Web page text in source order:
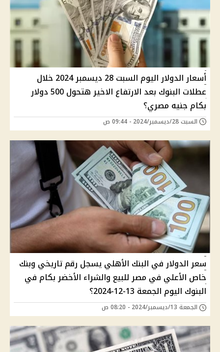
أسعار الدوﻻر اليوم السبت 28 ديسمبر 2024 خلال
عطلات البنوك بعد اﻻرتفاع اﻻخير هتحول 500 دوﻻر
بكام جنيه مصري؟
السبت 28/ديسمبر/2024 - 09:44 ص
سعر الدولار في البنك الأهلي يسجل رقم تاريخي وبنك
خاص الأعلي في مصر للبيع والشراء الأخضر بكام في
البنوك اليوم الجمعة 13-12-2024؟
الجمعة 13/ديسمبر/2024 - 08:20 ص